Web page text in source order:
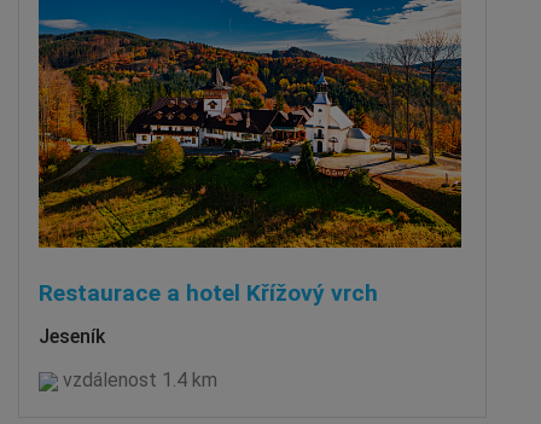
Restaurace a hotel Křížový vrch
Jeseník
vzdálenost 1.4 km